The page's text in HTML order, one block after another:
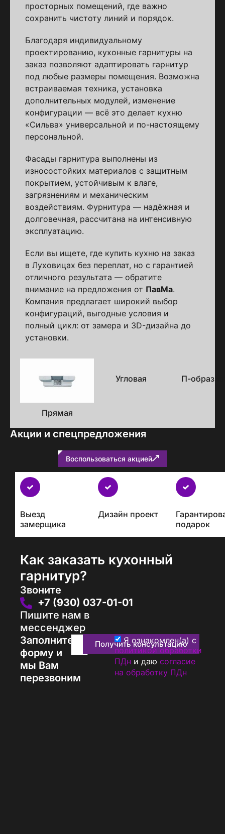
просторных помещений, где важно
сохранить чистоту линий и порядок.
Благодаря индивидуальному
проектированию, кухонные гарнитуры на
заказ позволяют адаптировать гарнитур
под любые размеры помещения. Возможна
встраиваемая техника, установка
дополнительных модулей, изменение
конфигурации — всё это делает кухню
«Сильва» универсальной и по-настоящему
персональной.
Фасады гарнитура выполнены из
износостойких материалов с защитным
покрытием, устойчивым к влаге,
загрязнениям и механическим
воздействиям. Фурнитура — надёжная и
долговечная, рассчитана на интенсивную
эксплуатацию.
Если вы ищете, где купить кухню на заказ
в Луховицах без переплат, но с гарантией
отличного результата — обратите
внимание на предложения от ПавМа.
Компания предлагает широкий выбор
конфигураций, выгодные условия и
полный цикл: от замера и 3D-дизайна до
установки.
исполнения
Прямая
Угловая П-
Акции и спецпредложения
Воспользоваться акцией
Бесплатно
с
проектом
Выезд
замерщика
Дизайн проект
подарок
Как заказать кухонный
гарнитур?
Звоните
+7 (930) 037-01-01
Пишите нам в
мессенджер
Заполните
форму и
мы Вам
перезвоним
Получить консультацию
Я ознакомлен(а) с
политикой обработки
ПДн и даю согласие
на обработку ПДн